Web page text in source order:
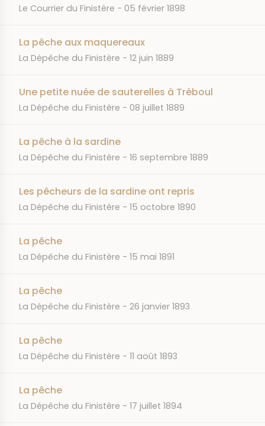
JOURNAL
Le Courrier du Finistère DATE
05 février 1898
La pêche aux maquereaux
JOURNAL
La Dépêche du Finistère DATE
12 juin 1889
Une petite nuée de sauterelles à Tréboul
JOURNAL
La Dépêche du Finistère DATE
08 juillet 1889
La pêche à la sardine
JOURNAL
La Dépêche du Finistère DATE
16 septembre 1889
Les pêcheurs de la sardine ont repris
JOURNAL
La Dépêche du Finistère DATE
15 octobre 1890
La pêche
JOURNAL
La Dépêche du Finistère DATE
15 mai 1891
La pêche
JOURNAL
La Dépêche du Finistère DATE
26 janvier 1893
La pêche
JOURNAL
La Dépêche du Finistère DATE
11 août 1893
La pêche
JOURNAL
La Dépêche du Finistère DATE
17 juillet 1894